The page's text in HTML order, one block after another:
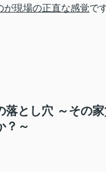
が現場の正直な感覚で
落とし穴 ～その
？～